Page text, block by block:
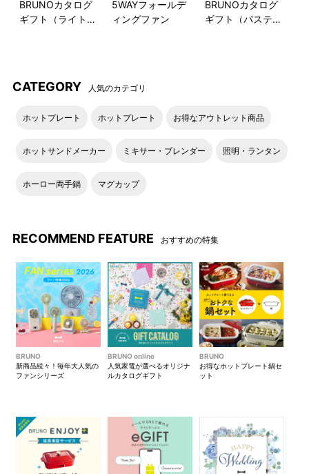
BRUNOカタログ
ギフト（ライトブ
5WAYフォールデ
ィングファン
BRUNOカタログ
ギフト（パステル
CATEGORY 人気のカテゴリ
ホットプレート ホットプレート お得なアウトレット商品
ホットサンドメーカー ミキサー・ブレンダー 照明・ランタン
ホーロー両手鍋 マグカップ
RECOMMEND FEATURE おすすめの特集
BRUNO
新商品続々！毎年大人気の
ファンシリーズ
BRUNO online
人気家電が選べるオリジナ
ルカタログギフト
BRUNO
お得なホットプレート鍋セ
ット